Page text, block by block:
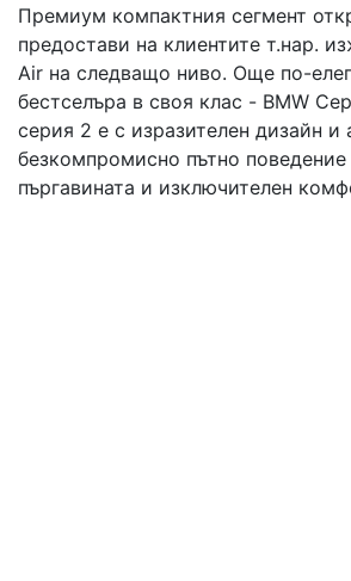
Премиум компактния сегмент
предостави на клиентите т.нар.
Air на следващо ниво. Още по-
бестселъра в своя клас - BMW
серия 2 е с изразителен дизайн и
безкомпромисно пътно
пъргавината и изключителен